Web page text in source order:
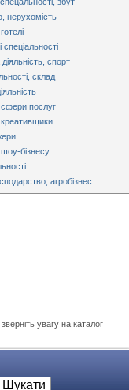
нерухомість
спеціальності
спорт
склад
сфери послуг
бізнесу
агробізнес
увагу на каталог